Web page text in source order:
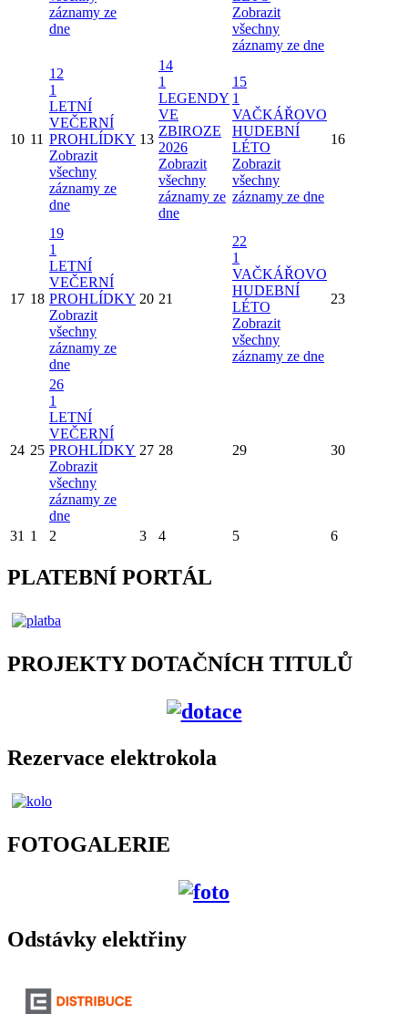
záznamy ze
dne
Zobrazit
všechny
záznamy ze dne
10 11
12
1
LETNÍ
VEČERNÍ
PROHLÍDKY
Zobrazit
všechny
záznamy ze
dne
13
14
1
LEGENDY
VE
ZBIROZE
2026
Zobrazit
všechny
záznamy ze
dne
15
1
VAČKÁŘOVO
HUDEBNÍ
LÉTO
Zobrazit
všechny
záznamy ze dne
16
17 18
19
1
LETNÍ
VEČERNÍ
PROHLÍDKY
Zobrazit
všechny
záznamy ze
dne
20 21
22
1
VAČKÁŘOVO
HUDEBNÍ
LÉTO
Zobrazit
všechny
záznamy ze dne
23
24 25
26
1
LETNÍ
VEČERNÍ
PROHLÍDKY
Zobrazit
všechny
záznamy ze
dne
27 28 29 30
31 1 2 3 4 5 6
PLATEBNÍ PORTÁL
PROJEKTY DOTAČNÍCH TITULŮ
Rezervace elektrokola
FOTOGALERIE
Odstávky elektřiny